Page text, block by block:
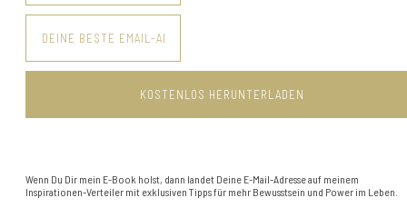
Wenn Du Dir mein E-Book holst, dann landet Deine E-Mail-Adresse auf meinem
Inspirationen-Verteiler mit exklusiven Tipps für mehr Bewusstsein und Power im Leben.